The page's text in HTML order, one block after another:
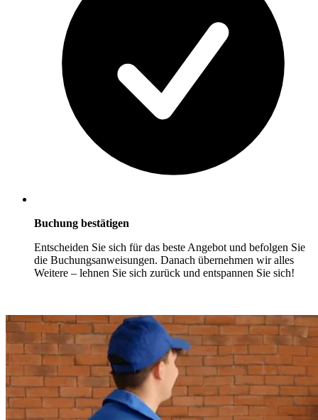
Buchung bestätigen
Entscheiden Sie sich für das beste Angebot und befolgen Sie
die Buchungsanweisungen. Danach übernehmen wir alles
Weitere – lehnen Sie sich zurück und entspannen Sie sich!